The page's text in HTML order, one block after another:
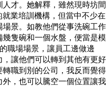
才。她解釋，雖然現時坊間
業培訓機構，但當中不少在
景。如教他們從事洗碗工作
隻碗和一個水盤，便當是模
職場場景，讓員工邊做邊
讓他們可以轉到其他有更好
職到別的公司，我反而覺得
，也可以騰空一個位置讓我